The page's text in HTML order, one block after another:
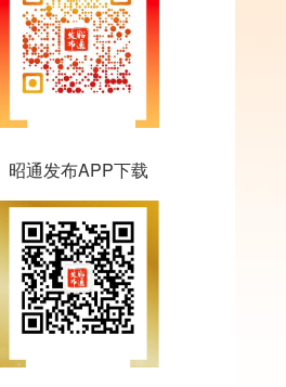
昭通发布APP下载